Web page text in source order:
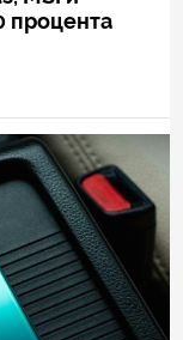
процента